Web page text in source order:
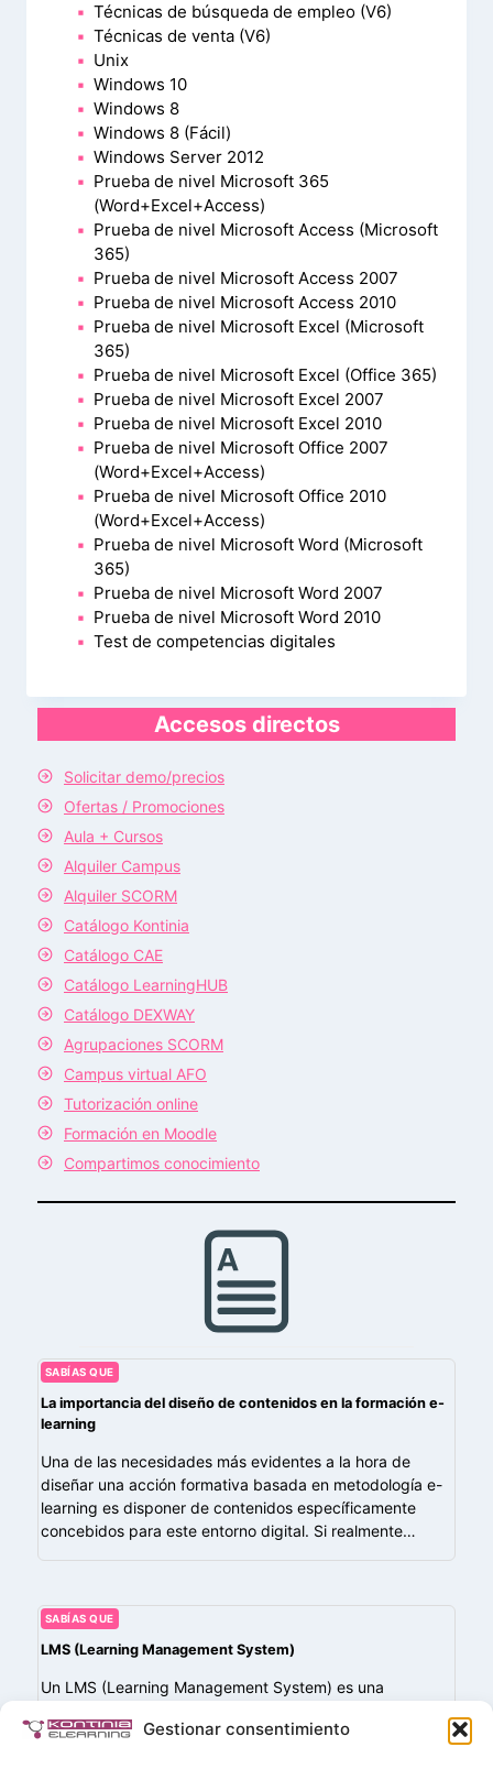
Gestionar consentimiento
Técnicas de búsqueda de empleo (V6)
Técnicas de venta (V6)
Unix
Windows 10
Windows 8
Windows 8 (Fácil)
Windows Server 2012
Prueba de nivel Microsoft 365
(Word+Excel+Access)
Prueba de nivel Microsoft Access (Microsoft
365)
Prueba de nivel Microsoft Access 2007
Prueba de nivel Microsoft Access 2010
Prueba de nivel Microsoft Excel (Microsoft
365)
Prueba de nivel Microsoft Excel (Office 365)
Prueba de nivel Microsoft Excel 2007
Prueba de nivel Microsoft Excel 2010
Prueba de nivel Microsoft Office 2007
(Word+Excel+Access)
Prueba de nivel Microsoft Office 2010
(Word+Excel+Access)
Prueba de nivel Microsoft Word (Microsoft
365)
Prueba de nivel Microsoft Word 2007
Prueba de nivel Microsoft Word 2010
Test de competencias digitales
Accesos directos
Solicitar demo/precios
Ofertas / Promociones
Aula + Cursos
Alquiler Campus
Alquiler SCORM
Catálogo Kontinia
Catálogo CAE
Catálogo LearningHUB
Catálogo DEXWAY
Agrupaciones SCORM
Campus virtual AFO
Tutorización online
Formación en Moodle
Compartimos conocimiento
SABÍAS QUE
La importancia del diseño de contenidos en la formación e-
learning
Una de las necesidades más evidentes a la hora de
diseñar una acción formativa basada en metodología e-
learning es disponer de contenidos específicamente
concebidos para este entorno digital. Si realmente…
SABÍAS QUE
LMS (Learning Management System)
Un LMS (Learning Management System) es una
hacer seguimiento de cursos de formación a través de